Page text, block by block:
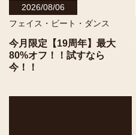
2026/08/06
フェイス・ビート・ダンス
今月限定【19周年】最大
80%オフ！！試すなら
今！！